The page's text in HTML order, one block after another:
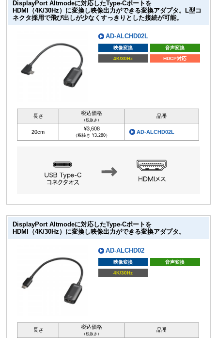
DisplayPort Altmodeに対応したType-Cポートを
HDMI（4K/30Hz）に変換し映像出力ができる変換アダプタ。L型コ
ネクタ採用で飛び出しが少なくすっきりとした接続が可能。
AD-ALCHD02L
映像変換
音声変換
4K/30Hz
HDCP対応
長さ 税込価格
（税抜き）
品番
20cm
¥3,608
（税抜き ¥3,280）
AD-ALCHD02L
DisplayPort Altmodeに対応したType-Cポートを
HDMI（4K/30Hz）に変換し映像出力ができる変換アダプタ。
AD-ALCHD02
映像変換
音声変換
4K/30Hz
長さ 税込価格
（税抜き）
品番